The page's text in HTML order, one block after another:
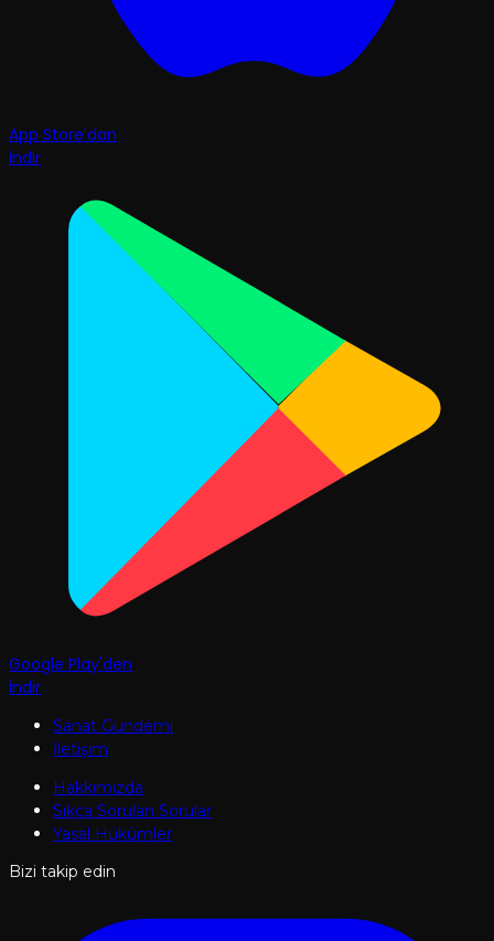
App Store'dan
İndir
Google Play'den
İndir
Sanat Gündemi
İletişim
Hakkımızda
Sıkça Sorulan Sorular
Yasal Hükümler
Bizi takip edin